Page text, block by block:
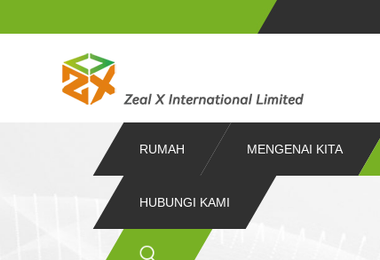
RUMAH MENGENAI KITA
HUBUNGI KAMI